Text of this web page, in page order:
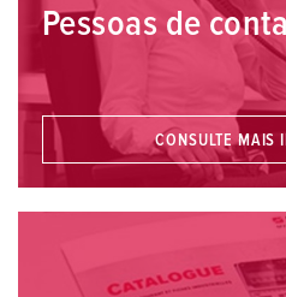
Pessoas de
CONSULTE MAIS